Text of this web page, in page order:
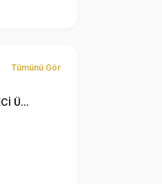
Tümünü Gör
Ü...